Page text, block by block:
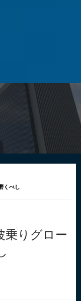
くべし
乗りグロー